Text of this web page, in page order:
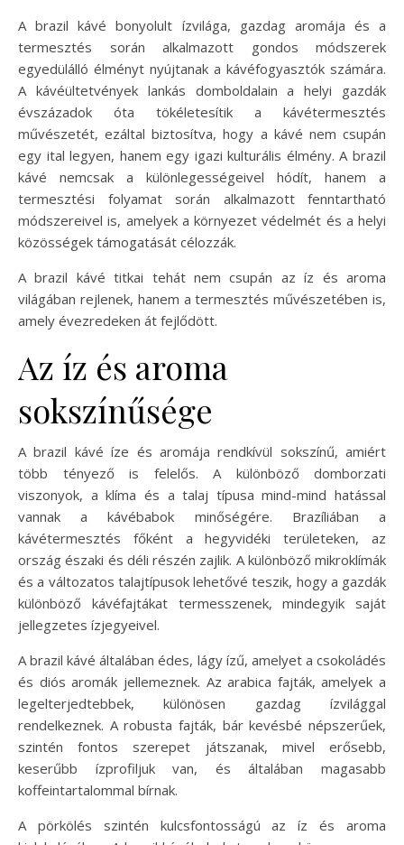
A brazil kávé bonyolult ízvilága, gazdag aromája és a
termesztés során alkalmazott gondos módszerek
egyedülálló élményt nyújtanak a kávéfogyasztók számára.
A kávéültetvények lankás domboldalain a helyi gazdák
évszázadok óta tökéletesítik a kávétermesztés
művészetét, ezáltal biztosítva, hogy a kávé nem csupán
egy ital legyen, hanem egy igazi kulturális élmény. A brazil
kávé nemcsak a különlegességeivel hódít, hanem a
termesztési folyamat során alkalmazott fenntartható
módszereivel is, amelyek a környezet védelmét és a helyi
közösségek támogatását célozzák.
A brazil kávé titkai tehát nem csupán az íz és aroma
világában rejlenek, hanem a termesztés művészetében is,
amely évezredeken át fejlődött.
Az íz és aroma
sokszínűsége
A brazil kávé íze és aromája rendkívül sokszínű, amiért
több tényező is felelős. A különböző domborzati
viszonyok, a klíma és a talaj típusa mind-mind hatással
vannak a kávébabok minőségére. Brazíliában a
kávétermesztés főként a hegyvidéki területeken, az
ország északi és déli részén zajlik. A különböző mikroklímák
és a változatos talajtípusok lehetővé teszik, hogy a gazdák
különböző kávéfajtákat termesszenek, mindegyik saját
jellegzetes ízjegyeivel.
A brazil kávé általában édes, lágy ízű, amelyet a csokoládés
és diós aromák jellemeznek. Az arabica fajták, amelyek a
legelterjedtebbek, különösen gazdag ízvilággal
rendelkeznek. A robusta fajták, bár kevésbé népszerűek,
szintén fontos szerepet játszanak, mivel erősebb,
keserűbb ízprofiljuk van, és általában magasabb
koffeintartalommal bírnak.
A pörkölés szintén kulcsfontosságú az íz és aroma